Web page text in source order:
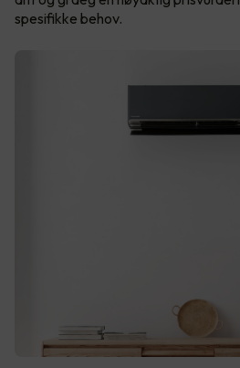
spesifikke behov.